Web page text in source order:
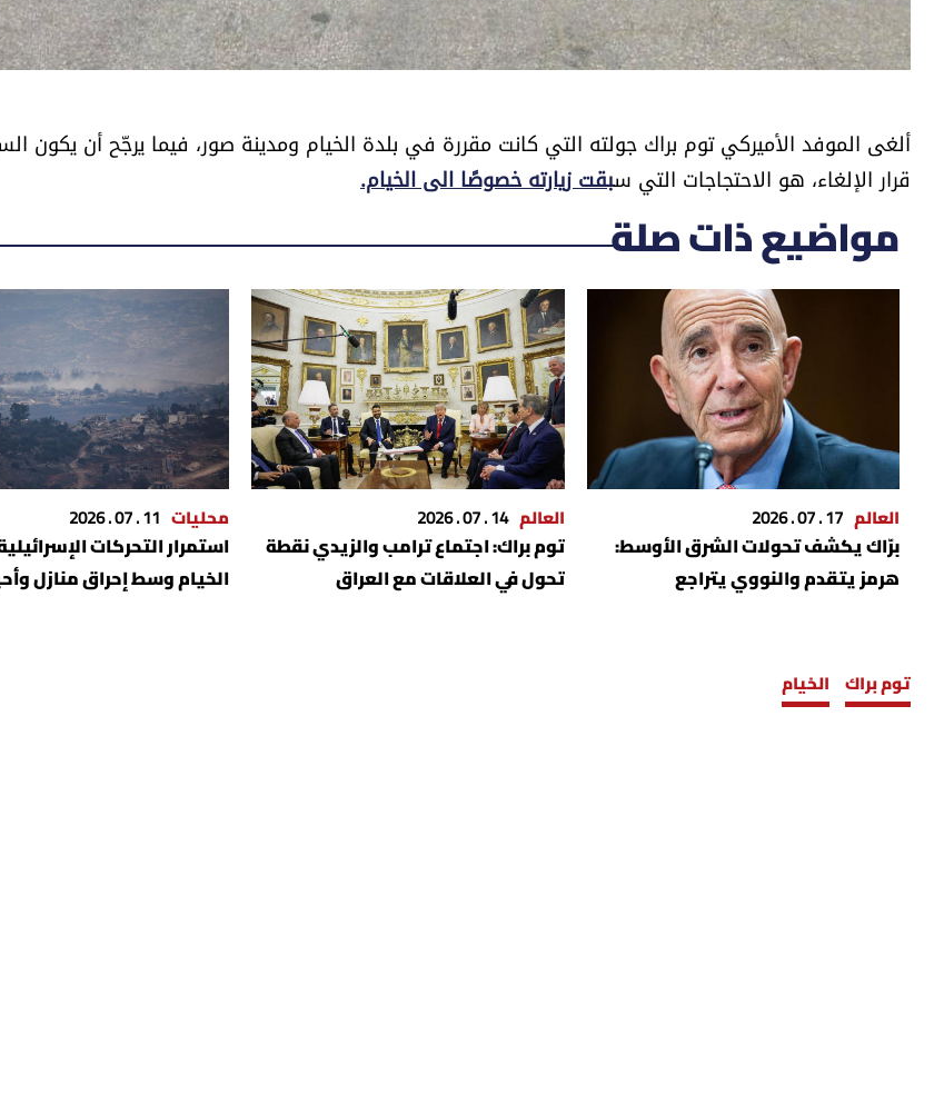
ألغى الموفد الأميركي توم براك جولته التي كانت مقررة في بلدة الخيام ومدينة صور، فيما يرجّح أن يكون
قرار الإلغاء، هو الاحتجاجات التي سبقت زيارته خصوصًا الى الخيام.
مواضيع ذات صلة
العالم 17 . 07 . 2026
برّاك يكشف تحولات الشرق الأوسط:
هرمز يتقدم والنووي يتراجع
العالم 14 . 07 . 2026
توم براك: اجتماع ترامب والزيدي نقطة
تحول في العلاقات مع العراق
محليات 11 . 07 . 2026
استمرار التحركات
الخيام وسط إحراق منازل
توم براك الخيام